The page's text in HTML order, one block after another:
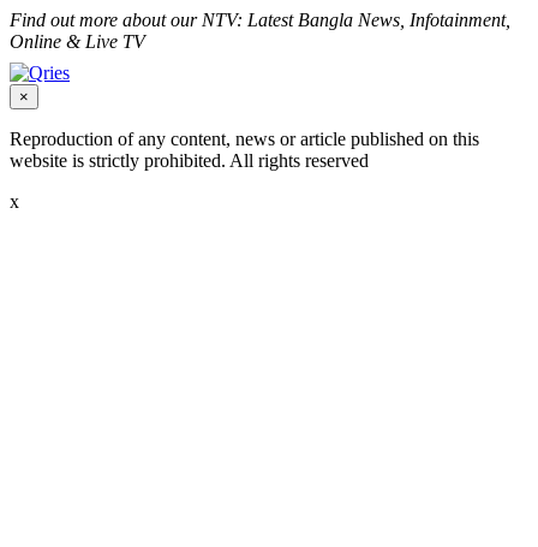
Find out more about our NTV: Latest Bangla News, Infotainment,
Online & Live TV
×
Reproduction of any content, news or article published on this
website is strictly prohibited. All rights reserved
x